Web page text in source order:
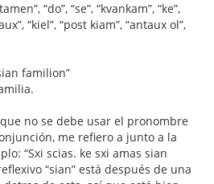
“do”, “se”, “kvankam”, “ke”,
“kiel”, “post kiam”, “antaux ol”,
familion”
no se debe usar el pronombre
me refiero a junto a la
“Sxi scias. ke sxi amas sian
“sian” está después de una